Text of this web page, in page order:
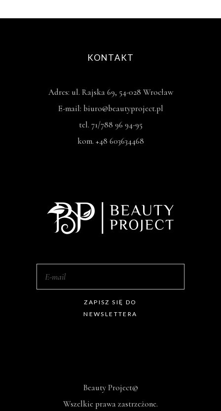
KONTAKT
Adres: ul. Rajska 69, 54-028 Wrocław
E-mail: biuro@beautyproject.pl
tel. 71/788 96 94-95
kom. +48 603634468
ZAPISZ SIĘ DO
NEWSLETTERA
Beauty Project©
Wszelkie prawa zastrzeżone.